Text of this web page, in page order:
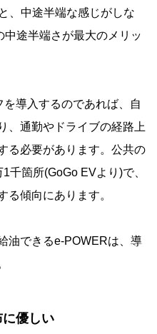
、中途半端な感じがしな
途半端さが最大のメリッ
導入するのであれば、自
、通勤やドライブの経路上
る必要があります。公共の
千箇所(GoGo EVより)で、
る傾向にあります。
油できるe-POWERは、導
優しい